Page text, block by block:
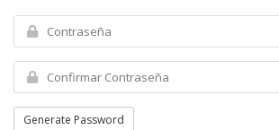
Generate Password